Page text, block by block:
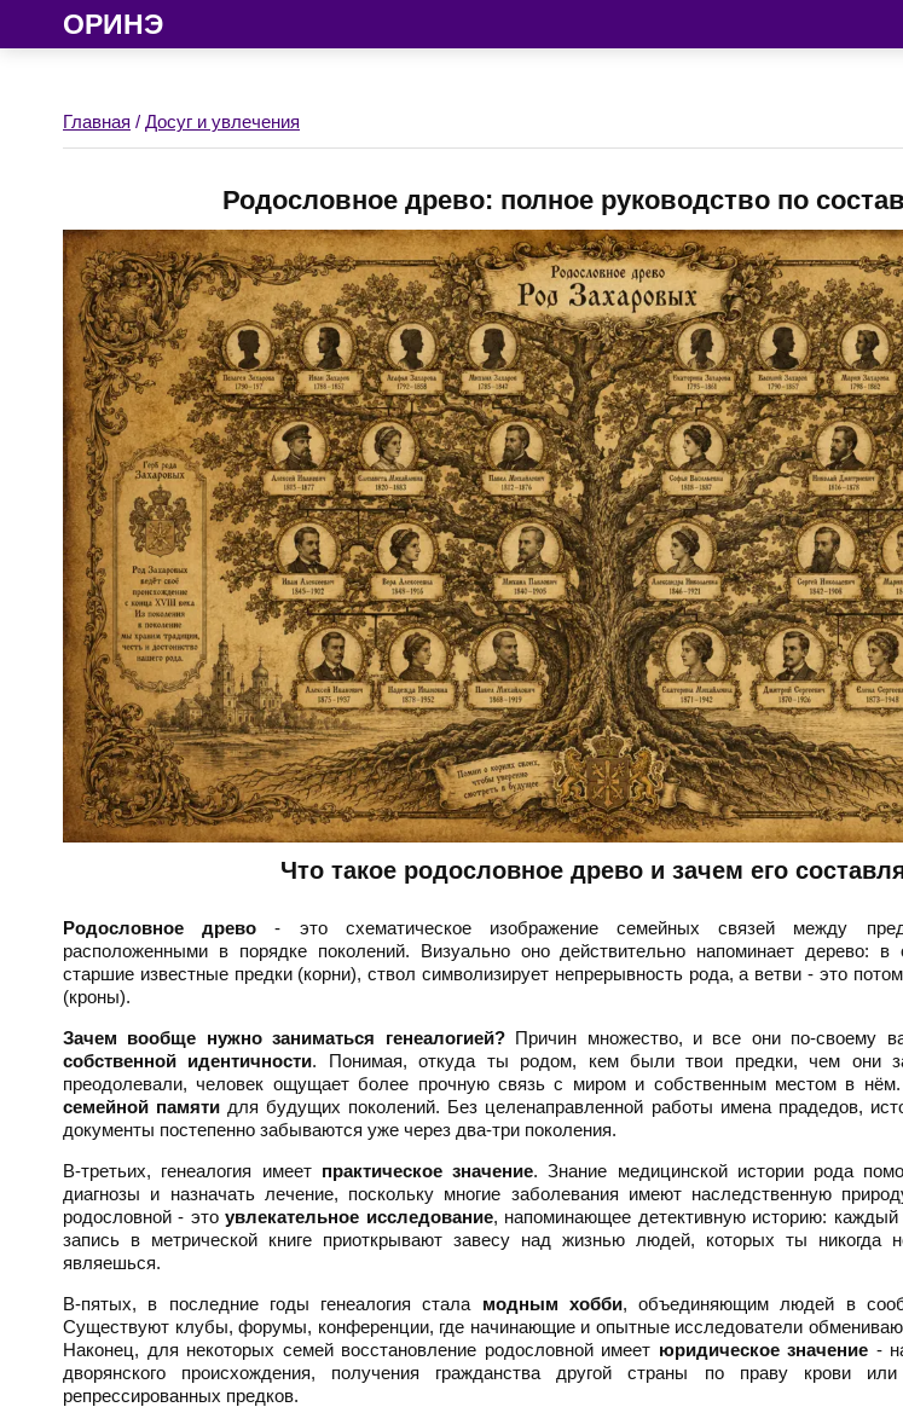
ОРИНЭ
Главная / Досуг и увлечения
Родословное древо: полное руководство по
Что такое родословное древо и зачем его
Родословное древо - это схематическое изображение семейных связей между
расположенными в порядке поколений. Визуально оно действительно напоминает дерево: в
старшие известные предки (корни), ствол символизирует непрерывность рода, а ветви - это
(кроны).
Зачем вообще нужно заниматься генеалогией?Причин множество, и все они по-своему
собственной идентичности. Понимая, откуда ты родом, кем были твои предки, чем они
преодолевали, человек ощущает более прочную связь с миром и собственным местом в
семейной памяти для будущих поколений. Без целенаправленной работы имена прадедов,
документы постепенно забываются уже через два-три поколения.
В-третьих, генеалогия имеет практическое значение. Знание медицинской истории рода
диагнозы и назначать лечение, поскольку многие заболевания имеют наследственную
родословной - этоувлекательное исследование, напоминающее детективную историю: каждый
запись в метрической книге приоткрывают завесу над жизнью людей, которых ты никогда
являешься.
В-пятых, в последние годы генеалогия стала модным хобби, объединяющим людей в
Существуют клубы, форумы, конференции, где начинающие и опытные исследователи
Наконец, для некоторых семей восстановление родословной имеет юридическое значение -
дворянского происхождения, получения гражданства другой страны по праву крови или
репрессированных предков.